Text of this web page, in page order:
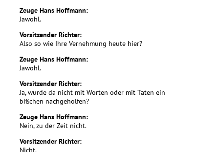
Zeuge Hans Hoffmann:
Jawohl.
Vorsitzender Richter:
Also so wie Ihre Vernehmung heute hier?
Zeuge Hans Hoffmann:
Jawohl.
Vorsitzender Richter:
Ja, wurde da nicht mit Worten oder mit Taten ein
bißchen nachgeholfen?
Zeuge Hans Hoffmann:
Nein, zu der Zeit nicht.
Vorsitzender Richter:
Nicht.